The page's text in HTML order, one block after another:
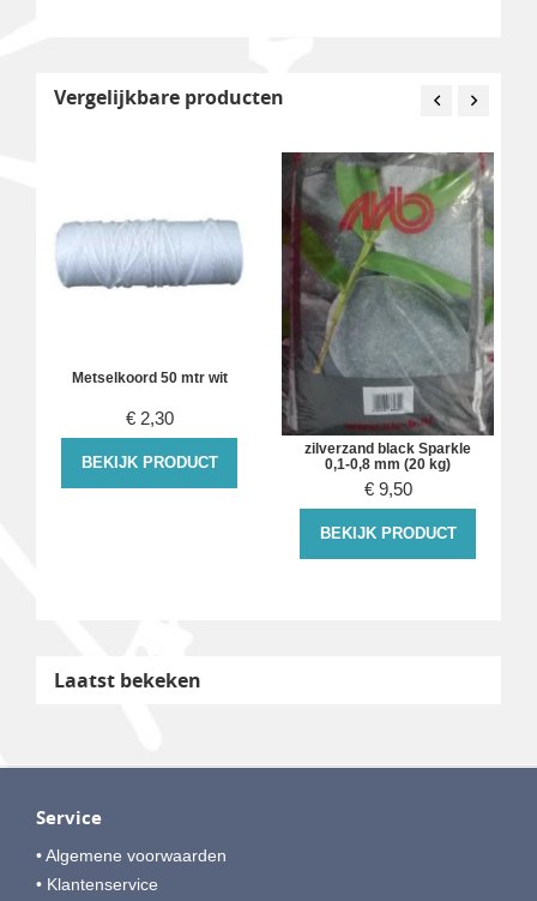
Vergelijkbare producten
Metselkoord 50 mtr wit
€ 2,30
BEKIJK PRODUCT
zilverzand black Sparkle
0,1-0,8 mm (20 kg)
€ 9,50
BEKIJK PRODUCT
Laatst bekeken
Service
• Algemene voorwaarden
• Klantenservice